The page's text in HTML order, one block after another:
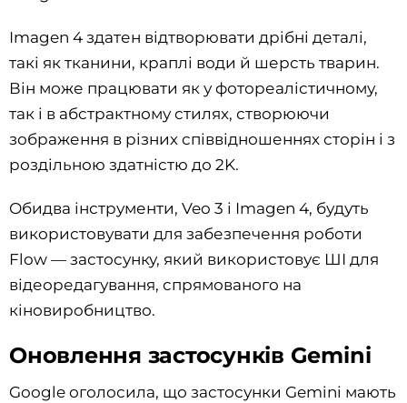
Imagen 4 здатен відтворювати дрібні деталі,
такі як тканини, краплі води й шерсть тварин.
Він може працювати як у фотореалістичному,
так і в абстрактному стилях, створюючи
зображення в різних співвідношеннях сторін і з
роздільною здатністю до 2K.
Обидва інструменти, Veo 3 і Imagen 4, будуть
використовувати для забезпечення роботи
Flow — застосунку, який використовує ШІ для
відеоредагування, спрямованого на
кіновиробництво.
Оновлення застосунків Gemini
Google оголосила, що застосунки Gemini мають